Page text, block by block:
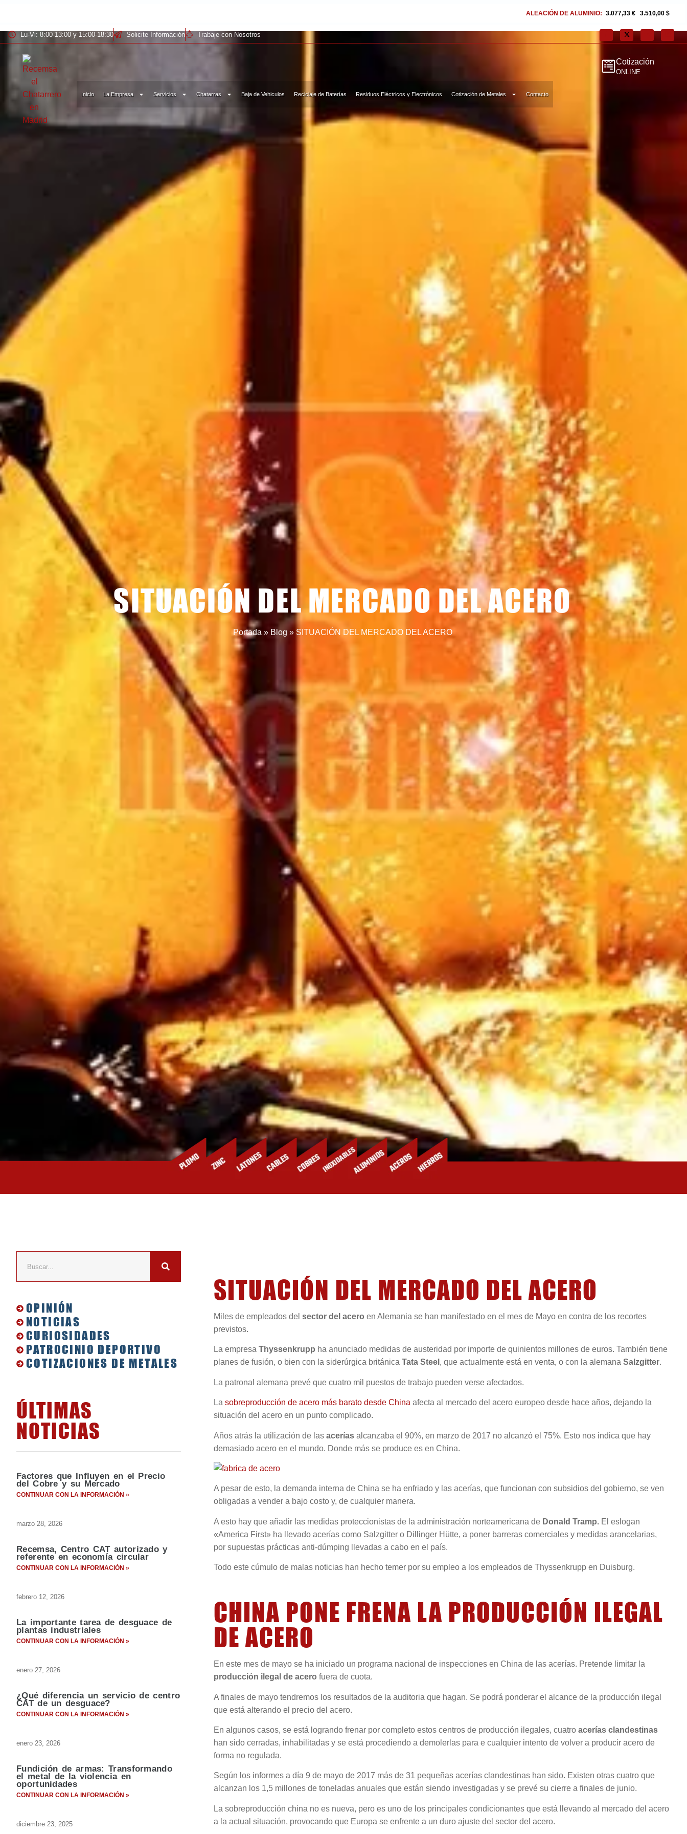
3.077,33 €|3.510,00 $ ALUMINIO: 2.722,69 €
Lu-Vi: 8:00-13:00 y 15:00-18:30 Solicite Información Trabaje con Nosotros
Inicio La Empresa Servicios Chatarras Baja de Vehiculos Reciclaje de Baterías Residuos Eléctricos y Electrónicos Cotización de Metales Contacto
Cotización
ONLINE
SITUACIÓN DEL MERCADO DEL ACERO
Portada » Blog » SITUACIÓN DEL MERCADO DEL ACERO
OPINIÓN
NOTICIAS
CURIOSIDADES
PATROCINIO DEPORTIVO
COTIZACIONES DE METALES
ÚLTIMAS
NOTICIAS
Factores que Influyen en el Precio
del Cobre y su Mercado
CONTINUAR CON LA INFORMACIÓN »
marzo 28, 2026
Recemsa, Centro CAT autorizado y
referente en economía circular
CONTINUAR CON LA INFORMACIÓN »
febrero 12, 2026
La importante tarea de desguace de
plantas industriales
CONTINUAR CON LA INFORMACIÓN »
enero 27, 2026
¿Qué diferencia un servicio de centro
CAT de un desguace?
CONTINUAR CON LA INFORMACIÓN »
enero 23, 2026
Fundición de armas: Transformando
el metal de la violencia en
oportunidades
CONTINUAR CON LA INFORMACIÓN »
diciembre 23, 2025
SITUACIÓN DEL MERCADO DEL ACERO
Miles de empleados delsector del acero en Alemania se han manifestado en el mes de Mayo en contra de los recortes
previstos.
La empresaThyssenkrupp ha anunciado medidas de austeridad por importe de quinientos millones de euros. También tiene
planes de fusión, o bien con la siderúrgica británicaTata Steel , que actualmente está en venta, o con la alemanaSalzgitter.
La patronal alemana prevé que cuatro mil puestos de trabajo pueden verse afectados.
Lasobreproducción de acero más barato desde China afecta al mercado del acero europeo desde hace años, dejando la
situación del acero en un punto complicado.
Años atrás la utilización de lasacerías alcanzaba el 90%, en marzo de 2017 no alcanzó el 75%. Esto nos indica que hay
demasiado acero en el mundo. Donde más se produce es en China.
A pesar de esto, la demanda interna de China se ha enfriado y las acerías, que funcionan con subsidios del gobierno, se ven
obligadas a vender a bajo costo y, de cualquier manera.
A esto hay que añadir las medidas proteccionistas de la administración norteamericana de Donald Tramp. El eslogan
«America First» ha llevado acerías como Salzgitter o Dillinger Hütte, a poner barreras comerciales y medidas arancelarias,
por supuestas prácticas anti-dúmping llevadas a cabo en el país.
Todo este cúmulo de malas noticias han hecho temer por su empleo a los empleados de Thyssenkrupp en Duisburg.
CHINA PONE FRENA LA PRODUCCIÓN ILEGAL
DE ACERO
En este mes de mayo se ha iniciado un programa nacional de inspecciones en China de las acerías. Pretende limitar la
producción ilegal de acero fuera de cuota.
A finales de mayo tendremos los resultados de la auditoria que hagan. Se podrá ponderar el alcance de la producción ilegal
que está alterando el precio del acero.
En algunos casos, se está logrando frenar por completo estos centros de producción ilegales, cuatroacerías clandestinas
han sido cerradas, inhabilitadas y se está procediendo a demolerlas para e cualquier intento de volver a producir acero de
forma no regulada.
Según los informes a día 9 de mayo de 2017 más de 31 pequeñas acerías clandestinas han sido. Existen otras cuatro que
alcanzan los 1,5 millones de toneladas anuales que están siendo investigadas y se prevé su cierre a finales de junio.
La sobreproducción china no es nueva, pero es uno de los principales condicionantes que está llevando al mercado del acero
a la actual situación, provocando que Europa se enfrente a un duro ajuste del sector del acero.